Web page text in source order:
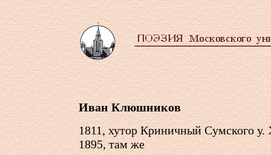
Иван Клюшников
1811, хутор Криничный Сумского у.
1895, там же